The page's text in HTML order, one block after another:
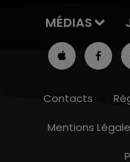
LE BEST OF
MÉDIAS
Contacts
Mentions